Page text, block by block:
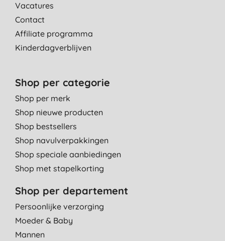
Vacatures
Contact
Affiliate programma
Kinderdagverblijven
Shop per categorie
Shop per merk
Shop nieuwe producten
Shop bestsellers
Shop navulverpakkingen
Shop speciale aanbiedingen
Shop met stapelkorting
Shop per departement
Persoonlijke verzorging
Moeder & Baby
Mannen